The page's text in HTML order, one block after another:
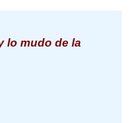
lo mudo de la